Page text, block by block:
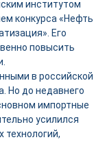
институтом
конкурса «Нефть
Его
повысить
в российской
Но до недавнего
импортные
усилился